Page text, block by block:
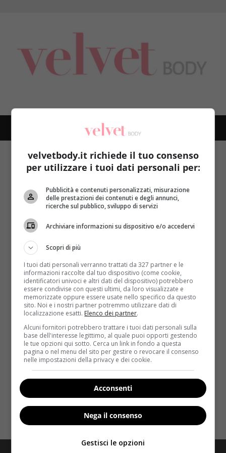
Home integratori vitaminici
Notizie
Gli integratori vitaminici funzionano? Per gli
esperti sono uno spreco di soldi
Redazione 18 Dicembre 2013
Gli integratori multi-vitaminici non fanno niente per
proteggere dal rischio di soffrire di una malattia
grave: secondo...
Disclaimer
velvetbody.it richiede il tuo consenso
per utilizzare i tuoi dati personali per:
Pubblicità e contenuti personalizzati, misurazione
delle prestazioni dei contenuti e degli annunci,
ricerche sul pubblico, sviluppo di servizi
Archiviare informazioni su dispositivo e/o accedervi
Scopri di più
I tuoi dati personali verranno trattati da 327 partner e le
informazioni raccolte dal tuo dispositivo (come cookie,
identificatori univoci e altri dati del dispositivo) potrebbero
essere condivise con questi ultimi, da loro visualizzate e
memorizzate oppure essere usate nello specifico da questo
sito. Noi e i nostri partner potremmo utilizzare dati di
localizzazione esatti. Elenco dei partner.
Alcuni fornitori potrebbero trattare i tuoi dati personali sulla
base dell'interesse legittimo, al quale puoi opporti gestendo
le tue opzioni qui sotto. Cerca un link in fondo a questa
pagina o nel menu del sito per gestire o revocare il consenso
nelle impostazioni della privacy e dei cookie.
Acconsenti
Nega il consenso
Gestisci le opzioni